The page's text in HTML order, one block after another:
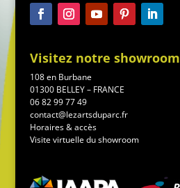
Visitez notre showroom
108 en Burbane
01300 BELLEY – FRANCE
06 82 99 77 49
contact@lezartsduparc.fr
Horaires & accès
Visite virtuelle du showroom